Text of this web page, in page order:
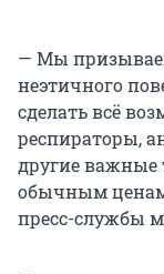
— Мы
неэтичного
сделать всё
респираторы,
другие
обычным
пресс-службы